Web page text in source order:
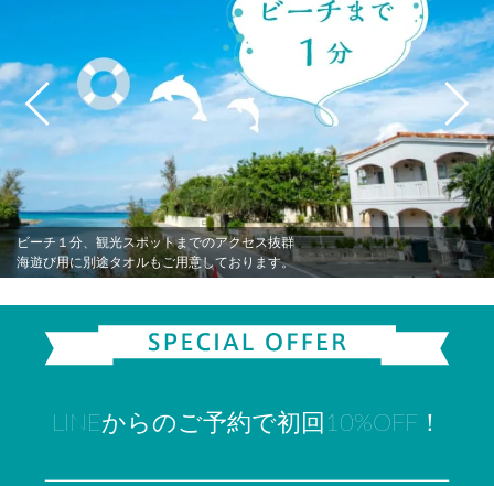
ビーチ１分、観光スポットまでのアクセス抜群
海遊び用に別途タオルもご用意しております。
LINEからのご予約で初回10%OFF！